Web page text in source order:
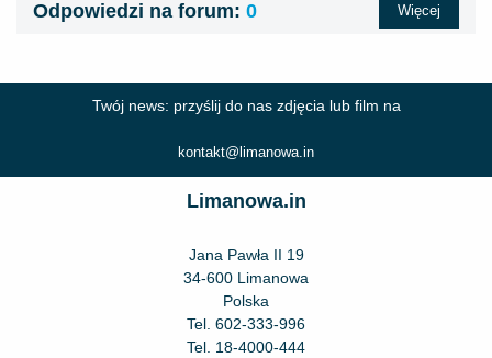
Odpowiedzi na forum: 0 Więcej
Twój news: przyślij do nas zdjęcia lub film na
kontakt@limanowa.in
Limanowa.in
Jana Pawła II 19
34-600 Limanowa
Polska
Tel. 602-333-996
Tel. 18-4000-444